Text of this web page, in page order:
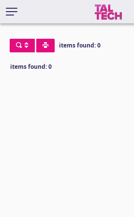
items found: 0
items found: 0